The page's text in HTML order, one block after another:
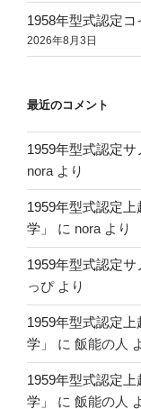
1958年型式認定コ
2026年8月3日
最近のコメント
1959年型式認定サ
nora より
1959年型式認定
学」
に nora より
1959年型式認定サ
っぴより
1959年型式認定
学」
に 飯能の人
1959年型式認定
学」
に 飯能の人